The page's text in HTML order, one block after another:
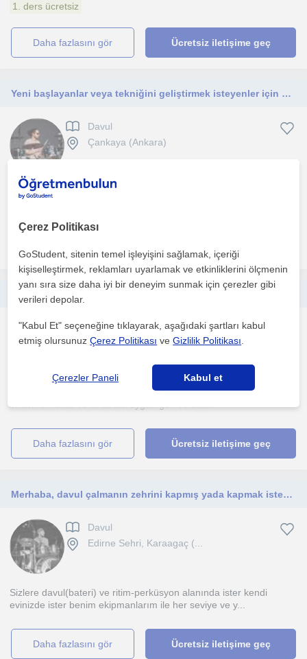
1. ders ücretsiz
daha fazlasını gör Ücretsiz iletişime geç
Yeni başlayanlar veya tekniğini geliştirmek isteyenler için bateri dersi
Davul
Çankaya (Ankara)
Sahne ve özel ders tecrübesi olan, otodidakt bir bateristim. Aktif
Bateri öğrenmeniz için buradayım. 7'den 70'e herkes çalmalı.
Davul
İstanbul
Eğitimde 15 yıllık bilgi, birikim ve tecrübe sahibiyim. Derslerimiz
daha fazlasını gör Ücretsiz iletişime geç
Merhaba, davul çalmanın zehrini kapmış yada kapmak isteyen dostlarım.Ben Emre, profesyonel davulcu ve müzik öğretmeni adayıyım.
Davul
Edirne Sehri, Karaagaç (...
Sizlere davul(bateri) ve ritim-perküsyon alanında ister kendi
evinizde ister benim ekipmanlarım ile her seviye ve y...
daha fazlasını gör Ücretsiz iletişime geç
Çerez Politikası
GoStudent, sitenin temel işleyişini sağlamak, içeriği
kişiselleştirmek, reklamları uyarlamak ve etkinliklerini ölçmenin
yanı sıra size daha iyi bir deneyim sunmak için çerezler gibi
verileri depolar.
"Kabul Et" seçeneğine tıklayarak, aşağıdaki şartları kabul
etmiş olursunuzÇerez Politikası veGizlilik Politikası
Çerezler Paneli Kabul et